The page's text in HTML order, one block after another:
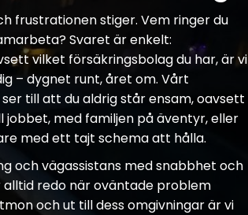
frustrationen stiger. Vem ringer du
Svaret är enkelt:
vilket försäkringsbolag du har, är vi
– dygnet runt, året om. Vårt
till att du aldrig står ensam, oavsett
jobbet, med familjen på äventyr, eller
med ett tajt schema att hålla.
och vägassistans med snabbhet och
alltid redo när oväntade problem
och ut till dess omgivningar är vi